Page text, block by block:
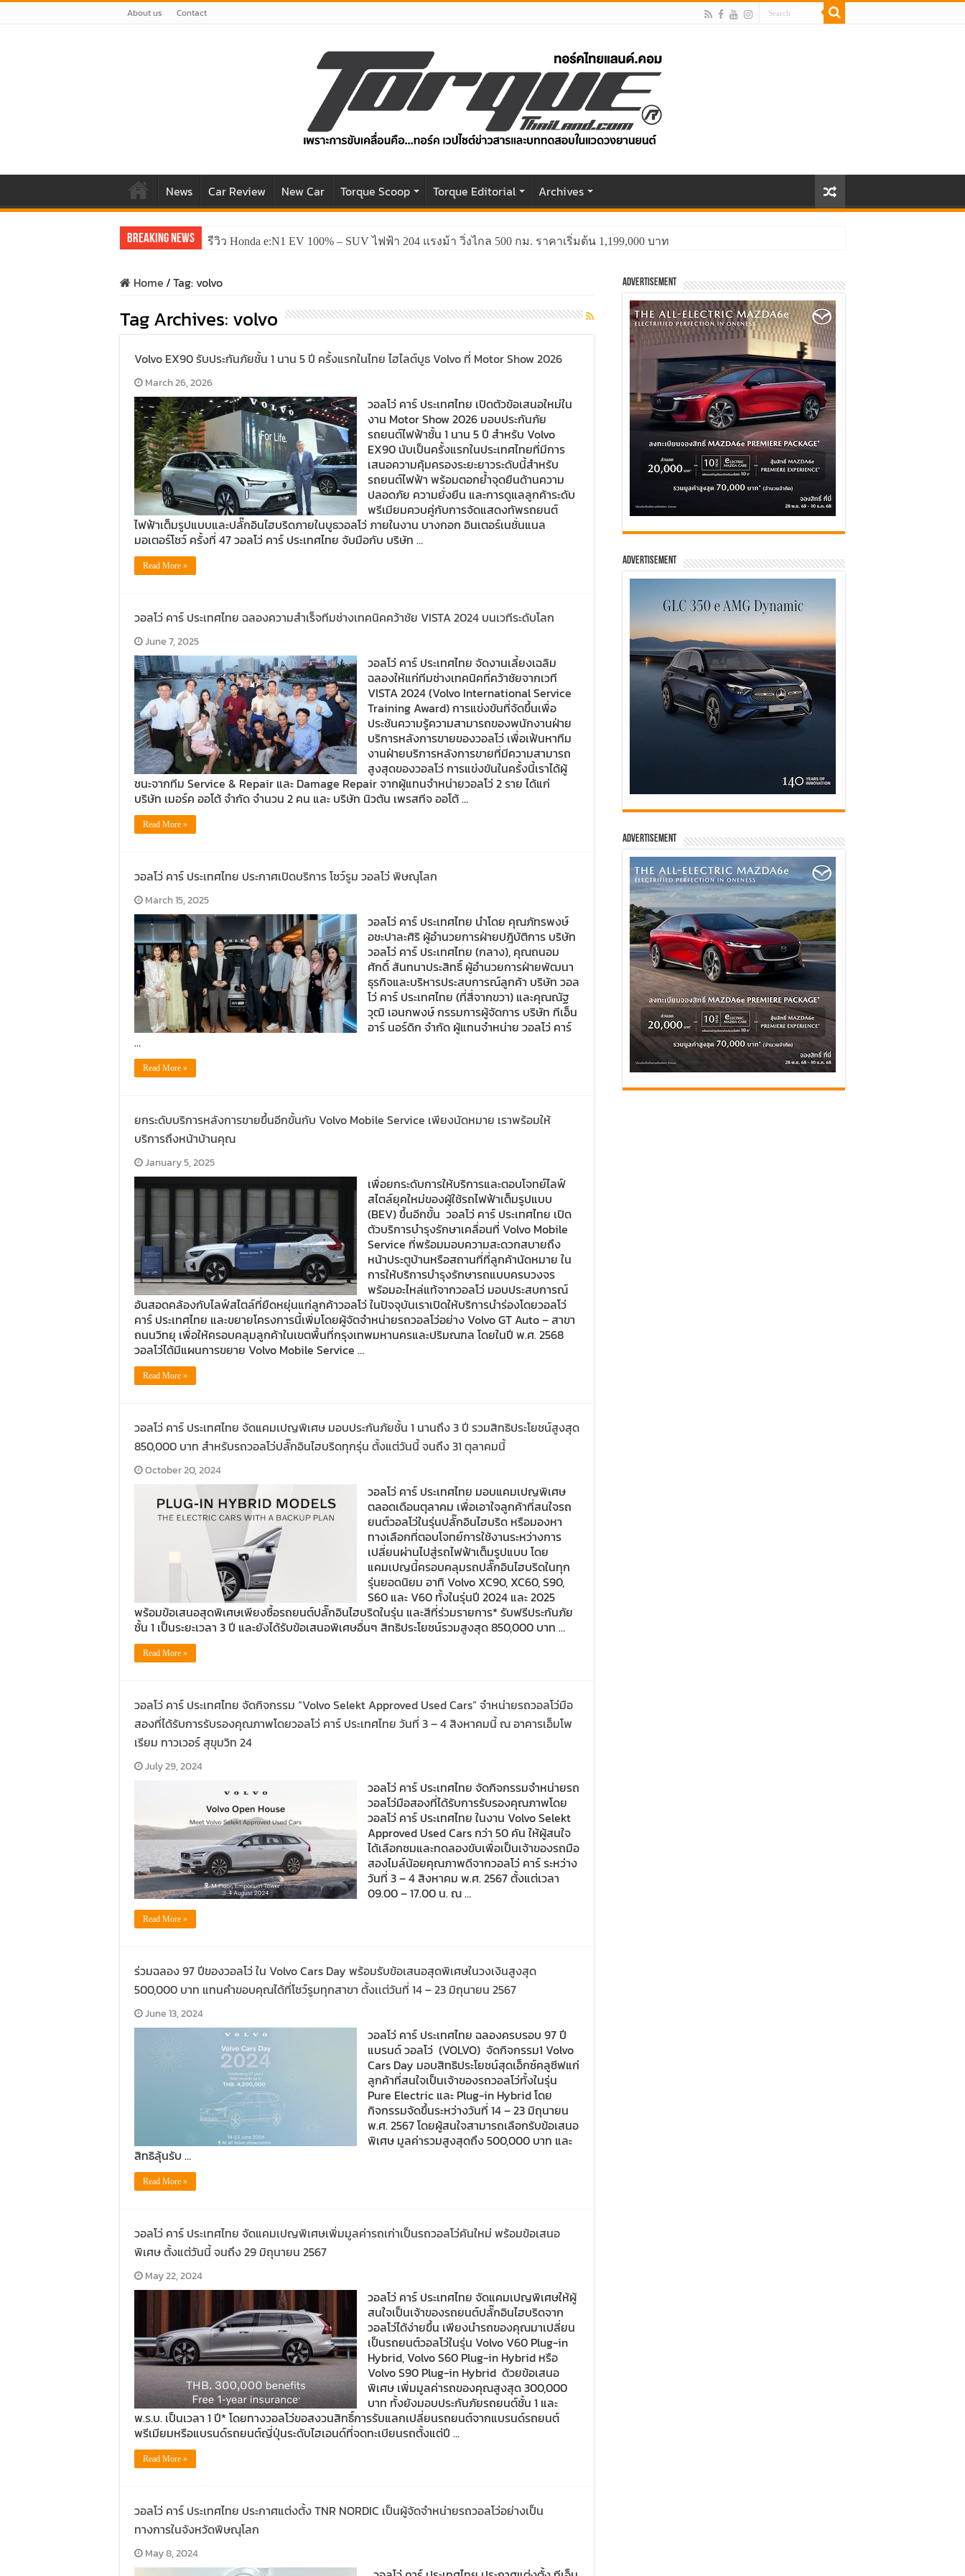
About us Contact
News Car Review New Car Torque Scoop Torque Editorial Archives
Breaking News รีวิว Honda e:N1 EV 100% – SUV ไฟฟ้า 204 แรงม้า วิ่งไกล 500 กม. ราคาเริ่มต้น 1,199,000 บาท
Home/Tag:volvo
Tag Archives: volvo
Volvo EX90 รับประกันภัยชั้น 1 นาน 5 ปี ครั้งแรกในไทย ไฮไลต์บูธ Volvo ที่ Motor Show 2026
March 26, 2026
วอลโว่ คาร์ ประเทศไทย เปิดตัวข้อเสนอใหม่ใน
งาน Motor Show 2026 มอบประกันภัย
รถยนต์ไฟฟ้าชั้น 1 นาน 5 ปี สำหรับ Volvo
EX90 นับเป็นครั้งแรกในประเทศไทยที่มีการ
เสนอความคุ้มครองระยะยาวระดับนี้สำหรับ
รถยนต์ไฟฟ้า พร้อมตอกย้ำจุดยืนด้านความ
ปลอดภัย ความยั่งยืน และการดูแลลูกค้าระดับ
พรีเมียมควบคู่กับการจัดแสดงทัพรถยนต์
ไฟฟ้าเต็มรูปแบบและปลั๊กอินไฮบริดภายในบูธวอลโว่ ภายในงาน บางกอก อินเตอร์เนชั่นแนล
มอเตอร์โชว์ ครั้งที่ 47 วอลโว่ คาร์ ประเทศไทย จับมือกับ บริษัท …
Read More »
วอลโว่ คาร์ ประเทศไทย ฉลองความสำเร็จทีมช่างเทคนิคคว้าชัย VISTA 2024 บนเวทีระดับโลก
June 7, 2025
วอลโว่ คาร์ ประเทศไทย จัดงานเลี้ยงเฉลิม
ฉลองให้แก่ทีมช่างเทคนิคที่คว้าชัยจากเวที
VISTA 2024 (Volvo International Service
Training Award) การแข่งขันที่จัดขึ้นเพื่อ
ประชันความรู้ความสามารถของพนักงานฝ่าย
บริการหลังการขายของวอลโว่ เพื่อเฟ้นหาทีม
งานฝ่ายบริการหลังการขายที่มีความสามารถ
สูงสุดของวอลโว่ การแข่งขันในครั้งนี้เราได้ผู้
ชนะจากทีม Service & Repair และ Damage Repair จากผู้แทนจำหน่ายวอลโว่ 2 ราย ได้แก่
บริษัท เมอร์ค ออโต้ จำกัด จำนวน 2 คน และ บริษัท นิวตัน เพรสทีจ ออโต้ …
Read More »
วอลโว่ คาร์ ประเทศไทย ประกาศเปิดบริการ โชว์รูม วอลโว่ พิษณุโลก
March 15, 2025
วอลโว่ คาร์ ประเทศไทย นำโดย คุณภัทรพงษ์
อชะปาละศิริ ผู้อำนวยการฝ่ายปฎิบัติการ บริษัท
วอลโว่ คาร์ ประเทศไทย (กลาง), คุณถนอม
ศักดิ์ สันทนาประสิทธิ์ ผู้อำนวยการฝ่ายพัฒนา
ธุรกิจและบริหารประสบการณ์ลูกค้า บริษัท วอล
โว่ คาร์ ประเทศไทย (ที่สี่จากขวา) และคุณณัฐ
วุฒิ เอนกพงษ์ กรรมการผู้จัดการ บริษัท ทีเอ็น
อาร์ นอร์ดิก จำกัด ผู้แทนจำหน่าย วอลโว่ คาร์
…
Read More »
ยกระดับบริการหลังการขายขึ้นอีกขั้นกับ Volvo Mobile Service เพียงนัดหมาย เราพร้อมให้
บริการถึงหน้าบ้านคุณ
January 5, 2025
เพื่อยกระดับการให้บริการและตอบโจทย์ไลฟ์
สไตล์ยุคใหม่ของผู้ใช้รถไฟฟ้าเต็มรูปแบบ
(BEV) ขึ้นอีกขั้น วอลโว่ คาร์ ประเทศไทย เปิด
ตัวบริการบำรุงรักษาเคลื่อนที่ Volvo Mobile
Service ที่พร้อมมอบความสะดวกสบายถึง
หน้าประตูบ้านหรือสถานที่ที่ลูกค้านัดหมาย ใน
การให้บริการบำรุงรักษารถแบบครบวงจร
พร้อมอะไหล่แท้จากวอลโว่​ มอบประสบการณ์
อันสอดคล้องกับไลฟ์สไตล์ที่ยืดหยุ่นแก่ลูกค้าวอลโว่ ในปัจจุบันเราเปิดให้บริการนำร่องโดยวอลโว่
คาร์ ประเทศไทย และขยายโครงการนี้เพิ่มโดยผู้จัดจำหน่ายรถวอลโว่อย่าง Volvo GT Auto – สาขา
ถนนวิทยุ เพื่อให้ครอบคลุมลูกค้าในเขตพื้นที่กรุงเทพมหานครและปริมณฑล โดยในปี พ.ศ. 2568
วอลโว่ได้มีแผนการขยาย Volvo Mobile Service …
Read More »
วอลโว่ คาร์ ประเทศไทย จัดแคมเปญพิเศษ มอบประกันภัยชั้น 1 นานถึง 3 ปี รวมสิทธิประโยชน์สูงสุด
850,000 บาท สำหรับรถวอลโว่ปลั๊กอินไฮบริดทุกรุ่น ตั้งแต่วันนี้ จนถึง 31 ตุลาคมนี้
October 20, 2024
วอลโว่ คาร์ ประเทศไทย มอบแคมเปญพิเศษ
ตลอดเดือนตุลาคม เพื่อเอาใจลูกค้าที่สนใจรถ
ยนต์วอลโว่ในรุ่นปลั๊กอินไฮบริด หรือมองหา
ทางเลือกที่ตอบโจทย์การใช้งานระหว่างการ
เปลี่ยนผ่านไปสู่รถไฟฟ้าเต็มรูปแบบ โดย
แคมเปญนี้ครอบคลุมรถปลั๊กอินไฮบริดในทุก
รุ่นยอดนิยม อาทิ Volvo XC90, XC60, S90,
S60 และ V60 ทั้งในรุ่นปี 2024 และ 2025
พร้อมข้อเสนอสุดพิเศษเพียงซื้อรถยนต์ปลั๊กอินไฮบริดในรุ่น และสีที่ร่วมรายการ* รับฟรีประกันภัย
ชั้น 1 เป็นระยะเวลา 3 ปี และยังได้รับข้อเสนอพิเศษอื่นๆ สิทธิประโยชน์รวมสูงสุด 850,000 บาท …
Read More »
วอลโว่ คาร์ ประเทศไทย จัดกิจกรรม “Volvo Selekt Approved Used Cars” จำหน่ายรถวอลโว่มือ
สองที่ได้รับการรับรองคุณภาพโดยวอลโว่ คาร์ ประเทศไทย วันที่ 3 – 4 สิงหาคมนี้ ณ อาคารเอ็มโพ
เรียม ทาวเวอร์ สุขุมวิท 24
July 29, 2024
วอลโว่ คาร์ ประเทศไทย จัดกิจกรรมจำหน่ายรถ
วอลโว่มือสองที่ได้รับการรับรองคุณภาพโดย
วอลโว่ คาร์ ประเทศไทย ในงาน Volvo Selekt
Approved Used Cars กว่า 50 คัน ให้ผู้สนใจ
ได้เลือกชมและทดลองขับเพื่อเป็นเจ้าของรถมือ
สองไมล์น้อยคุณภาพดีจากวอลโว่ คาร์ ระหว่าง
วันที่ 3 – 4 สิงหาคม พ.ศ. 2567 ตั้งแต่เวลา
09.00 – 17.00 น. ณ …
Read More »
ร่วมฉลอง 97 ปีของวอลโว่ ใน Volvo Cars Day พร้อมรับข้อเสนอสุดพิเศษในวงเงินสูงสุด
500,000 บาท แทนคำขอบคุณได้ที่โชว์รูมทุกสาขา ตั้งเเต่วันที่ 14 – 23 มิถุนายน 2567 ​
June 13, 2024
วอลโว่ คาร์ ประเทศไทย ฉลองครบรอบ 97 ปี
แบรนด์ วอลโว่ (VOLVO) จัดกิจกรรม1 Volvo
Cars Day มอบสิทธิประโยชน์สุดเอ็กซ์คลูซีฟแก่
ลูกค้าที่สนใจเป็นเจ้าของรถวอลโว่ทั้งในรุ่น
Pure Electric และ Plug-in Hybrid โดย
กิจกรรมจัดขึ้นระหว่างวันที่ 14 – 23 มิถุนายน
พ.ศ. 2567 โดยผู้สนใจสามารถเลือกรับข้อเสนอ
พิเศษ มูลค่ารวมสูงสุดถึง 500,000 บาท และ
สิทธิลุ้นรับ …
Read More »
วอลโว่ คาร์ ประเทศไทย จัดแคมเปญพิเศษเพิ่มมูลค่ารถเก่าเป็นรถวอลโว่คันใหม่ พร้อมข้อเสนอ
พิเศษ ตั้งแต่วันนี้ จนถึง 29 มิถุนายน 2567
May 22, 2024
วอลโว่ คาร์ ประเทศไทย จัดแคมเปญพิเศษให้ผู้
สนใจเป็นเจ้าของรถยนต์ปลั๊กอินไฮบริดจาก
วอลโว่ได้ง่ายขึ้น เพียงนำรถของคุณมาเปลี่ยน
เป็นรถยนต์วอลโว่ในรุ่น Volvo V60 Plug-in
Hybrid, Volvo S60 Plug-in Hybrid หรือ
Volvo S90 Plug-in Hybrid ด้วยข้อเสนอ
พิเศษ เพิ่มมูลค่ารถของคุณสูงสุด 300,000
บาท ทั้งยังมอบประกันภัยรถยนต์ชั้น 1 และ
พ.ร.บ. เป็นเวลา 1 ปี* โดยทางวอลโว่ขอสงวนสิทธิ์การรับแลกเปลี่ยนรถยนต์จากแบรนด์รถยนต์
พรีเมียมหรือแบรนด์รถยนต์ญี่ปุ่นระดับไฮเอนด์ที่จดทะเบียนรถตั้งแต่ปี …
Read More »
วอลโว่ คาร์ ประเทศไทย ประกาศแต่งตั้ง TNR NORDIC เป็นผู้จัดจำหน่ายรถวอลโว่อย่างเป็น
ทางการในจังหวัดพิษณุโลก
May 8, 2024
Advertisement
Advertisement
Advertisement